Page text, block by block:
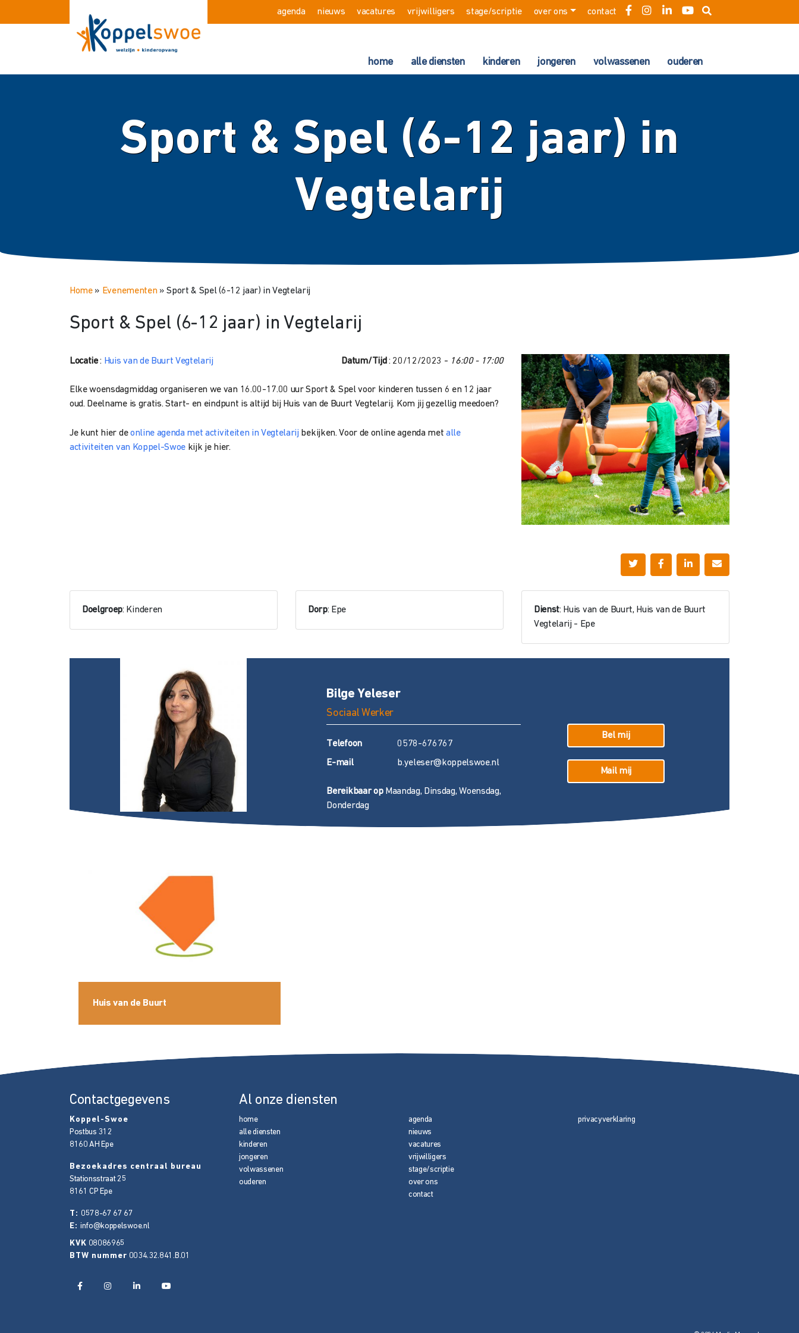
agenda nieuws vacatures vrijwilligers stage/scriptie over ons contact
home alle diensten kinderen jongeren volwassenen ouderen
Sport & Spel (6-12 jaar) in
Vegtelarij
Home» Evenementen»Sport & Spel (6-12 jaar) in Vegtelarij
Sport & Spel (6-12 jaar) in Vegtelarij
Locatie: Huis van de Buurt Vegtelarij Datum/Tijd : 20/12/2023 - 16:00 - 17:00
Elke woensdagmiddag organiseren we van 16.00-17.00 uur Sport & Spel voor kinderen tussen 6 en 12 jaar
oud. Deelname is gratis. Start- en eindpunt is altijd bij Huis van de Buurt Vegtelarij. Kom jij gezellig meedoen?
Je kunt hier deonline agenda met activiteiten in Vegtelarij bekijken. Voor de online agenda met alle
activiteiten van Koppel-Swoe kijk je hier.
Doelgroep: Kinderen Dorp: Epe Dienst: Huis van de Buurt, Huis van de Buurt
Vegtelarij - Epe
Bilge Yeleser
Sociaal Werker
Telefoon
0578-676767
E-mail b.yeleser@koppelswoe.nl
Bereikbaar opMaandag, Dinsdag, Woensdag,
Donderdag
Bel mij
Mail mij
Huis van de Buurt
Contactgegevens
Koppel-Swoe
Postbus 312
8160 AH Epe
Bezoekadres centraal bureau
Stationsstraat 25
8161 CP Epe
T: 0578-67 67 67
E: info@koppelswoe.nl
KVK 08086965
BTW nummer 0034.32.841.B.01
Al onze diensten
home
alle diensten
kinderen
jongeren
volwassenen
ouderen
agenda
nieuws
vacatures
vrijwilligers
stage/scriptie
over ons
contact
privacyverklaring